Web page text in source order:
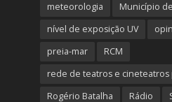
meteorologia
Município
nível de exposição UV
preia-mar
RCM
rede de teatros e
Rogério Batalha
Rádio